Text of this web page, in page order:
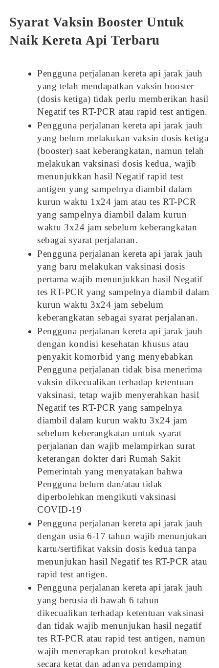
Syarat Vaksin Booster Untuk
Naik Kereta Api Terbaru
Pengguna perjalanan kereta api jarak jauh
yang telah mendapatkan vaksin booster
(dosis ketiga) tidak perlu memberikan hasil
Negatif tes RT-PCR atau rapid test antigen.
Pengguna perjalanan kereta api jarak jauh
yang belum melakukan vaksin dosis ketiga
(booster) saat keberangkatan, namun telah
melakukan vaksinasi dosis kedua, wajib
menunjukkan hasil Negatif rapid test
antigen yang sampelnya diambil dalam
kurun waktu 1x24 jam atau tes RT-PCR
yang sampelnya diambil dalam kurun
waktu 3x24 jam sebelum keberangkatan
sebagai syarat perjalanan.
Pengguna perjalanan kereta api jarak jauh
yang baru melakukan vaksinasi dosis
pertama wajib menunjukkan hasil Negatif
tes RT-PCR yang sampelnya diambil dalam
kurun waktu 3x24 jam sebelum
keberangkatan sebagai syarat perjalanan.
Pengguna perjalanan kereta api jarak jauh
dengan kondisi kesehatan khusus atau
penyakit komorbid yang menyebabkan
Pengguna perjalanan tidak bisa menerima
vaksin dikecualikan terhadap ketentuan
vaksinasi, tetap wajib menyerahkan hasil
Negatif tes RT-PCR yang sampelnya
diambil dalam kurun waktu 3x24 jam
sebelum keberangkatan untuk syarat
perjalanan dan wajib melampirkan surat
keterangan dokter dari Rumah Sakit
Pemerintah yang menyatakan bahwa
Pengguna belum dan/atau tidak
diperbolehkan mengikuti vaksinasi
COVID-19
Pengguna perjalanan kereta api jarak jauh
dengan usia 6-17 tahun wajib menunjukan
kartu/sertifikat vaksin dosis kedua tanpa
menunjukan hasil Negatif tes RT-PCR atau
rapid test antigen.
Pengguna perjalanan kereta api jarak jauh
yang berusia di bawah 6 tahun
dikecualikan terhadap ketentuan vaksinasi
dan tidak wajib menunjukan hasil negatif
tes RT-PCR atau rapid test antigen, namun
wajib menerapkan protokol kesehatan
secara ketat dan adanya pendamping